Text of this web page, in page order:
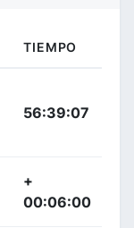
TIEMPO
56:39:07
+
00:06:00